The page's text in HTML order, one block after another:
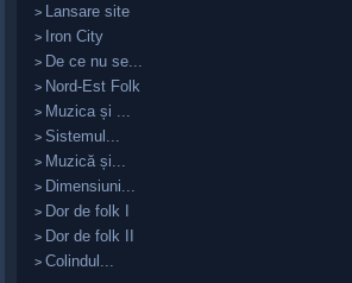
> Lansare site
> Iron City
> De ce nu se...
> Nord-Est Folk
> Muzica și ...
>Sistemul...
> Muzică și...
> Dimensiuni...
> Dor de folk I
> Dor de folk II
>Colindul...